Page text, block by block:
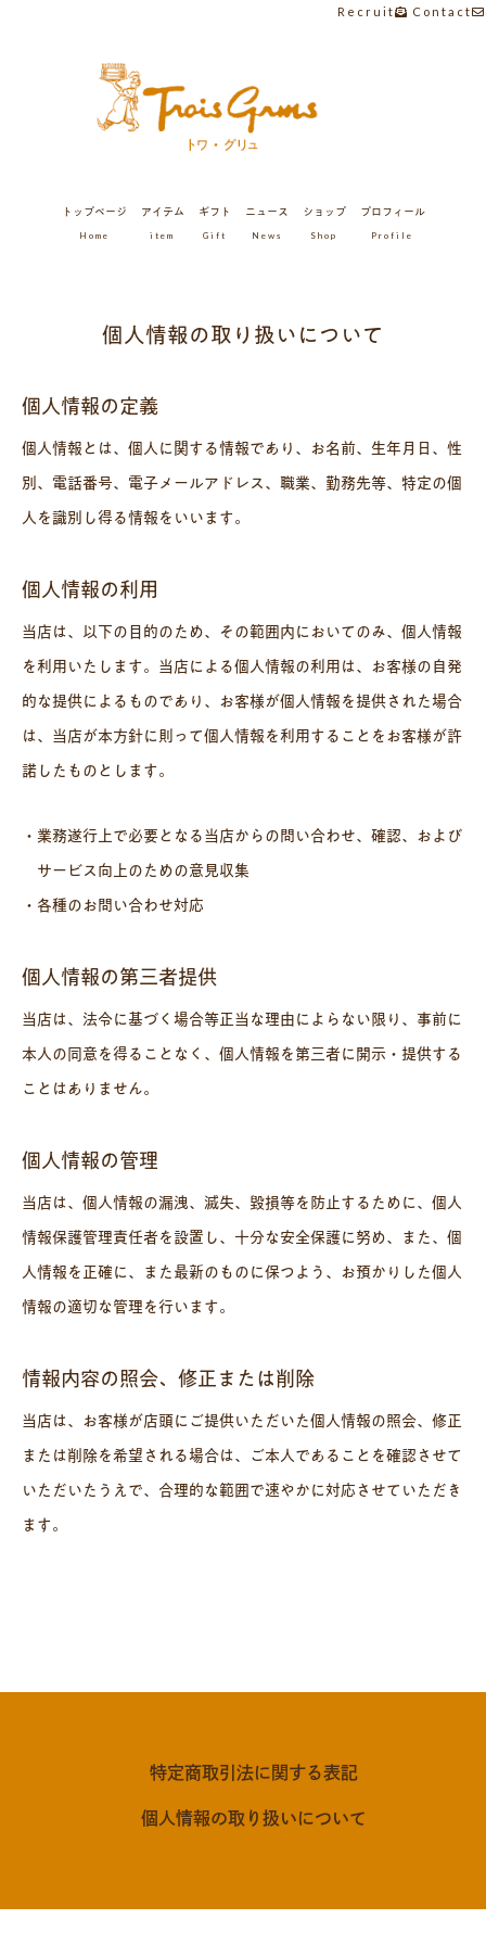
Recruit Contact
トップページ
Home
アイテム
item
ギフト
Gift
ニュース
News
ショップ
Shop
プロフィール
Profile
個人情報の取り扱いについて
個人情報の定義
個人情報とは、個人に関する情報であり、お名前、生年月日、性
別、電話番号、電子メールアドレス、職業、勤務先等、特定の個
人を識別し得る情報をいいます。
個人情報の利用
当店は、以下の目的のため、その範囲内においてのみ、個人情報
を利用いたします。当店による個人情報の利用は、お客様の自発
的な提供によるものであり、お客様が個人情報を提供された場合
は、当店が本方針に則って個人情報を利用することをお客様が許
諾したものとします。
・業務遂行上で必要となる当店からの問い合わせ、確認、および
サービス向上のための意見収集
・各種のお問い合わせ対応
個人情報の第三者提供
当店は、法令に基づく場合等正当な理由によらない限り、事前に
本人の同意を得ることなく、個人情報を第三者に開示・提供する
ことはありません。
個人情報の管理
当店は、個人情報の漏洩、滅失、毀損等を防止するために、個人
情報保護管理責任者を設置し、十分な安全保護に努め、また、個
人情報を正確に、また最新のものに保つよう、お預かりした個人
情報の適切な管理を行います。
情報内容の照会、修正または削除
当店は、お客様が店頭にご提供いただいた個人情報の照会、修正
または削除を希望される場合は、ご本人であることを確認させて
いただいたうえで、合理的な範囲で速やかに対応させていただき
ます。
特定商取引法に関する表記
個人情報の取り扱いについて